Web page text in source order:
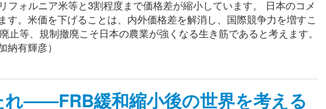
フォルニア米等と3割程度まで価格差が縮小しています。 日本のコメ
す。米価を下げることは、内外価格差を解消し、国際競争力を増すこ
止等、規制撤廃こそ日本の農業が強くなる生き筋であると考えます。
有輝彦）
れ――FRB緩和縮小後の世界を考える